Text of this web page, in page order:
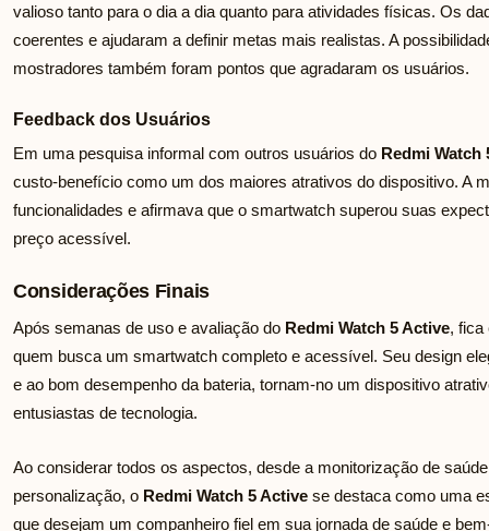
valioso tanto para o dia a dia quanto para atividades físicas. Os
coerentes e ajudaram a definir metas mais realistas. A
mostradores também foram pontos que agradaram os usuários.
Feedback dos Usuários
Em uma pesquisa informal com outros usuários do Redmi Watch
custo-benefício como um dos maiores atrativos do dispositivo. A
funcionalidades e afirmava que o smartwatch superou suas
preço acessível.
Considerações Finais
Após semanas de uso e avaliação do Redmi Watch 5 Active, fica
quem busca um smartwatch completo e acessível. Seu design
e ao bom desempenho da bateria, tornam-no um dispositivo
entusiastas de tecnologia.
Ao considerar todos os aspectos, desde a monitorização de
personalização, o Redmi Watch 5 Active se destaca como uma
que desejam um companheiro fiel em sua jornada de saúde e